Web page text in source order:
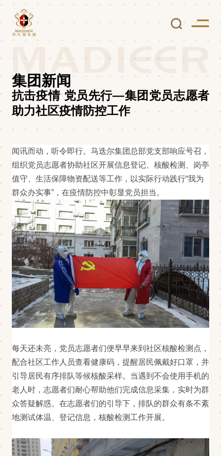
集团新闻
抗击疫情 党员先行—集团党员志愿者
助力社区疫情防控工作
闻讯而动，听令即行。马迭尔集团总部党支部响应号召，
组织党员志愿者协助社区开展信息登记、核酸检测、岗亭
值守、生活保障物资配送等工作，以实际行动践行“我为
群众办实事”，在疫情防控中彰显党员担当。
每天还未亮，党员志愿者们便早早来到社区核酸检测点，
配合社区工作人员查看健康码，提醒居民佩戴好口罩，并
引导居民有序排队等候核酸采样。当遇到不会使用手机的
老人时，志愿者们耐心帮助他们完成信息采集，实时为群
众答疑解惑。在志愿者们的引导下，排队的群众有条不紊
地测试体温、登记信息，核酸检测工作开展。